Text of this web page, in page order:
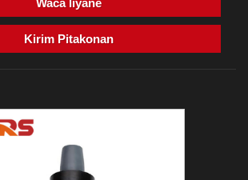
Waca liyane
Kirim Pitakonan